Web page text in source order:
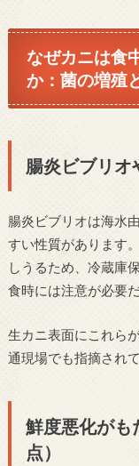
なぜカニは食
か：菌の増殖
腸炎ビブリオ
腸炎ビブリオは海水
すい性質があります
しうるため、冷蔵庫
食時には注意が必要
生カニ表面にこれら
通現場でも指摘されて
鮮度悪化がも
点）